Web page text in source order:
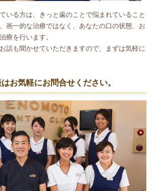
いる方は、きっと歯のことで悩まれていること
画一的な治療ではなく、あなたの口の状態、お
療を行います。
話も聞かせていただきますので、まずは気軽に
お気軽にお問合せください。